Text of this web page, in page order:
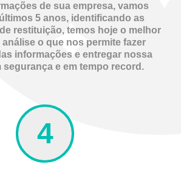
de sua empresa, vamos
5 anos, identificando as
restituição, temos hoje o melhor
o que nos permite fazer
informações e entregar nossa
segurança e em tempo record.